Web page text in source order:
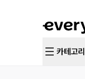
카테고리